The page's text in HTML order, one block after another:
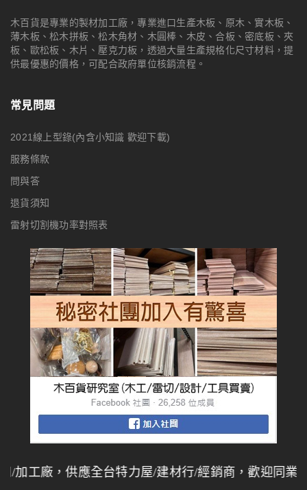
木百貨是專業的製材加工廠，專業進口生產木板、原木、實木板、
薄木板、松木拼板、松木角材、木圓棒、木皮、合板、密底板、夾
板、歐松板、木片、壓克力板，透過大量生產規格化尺寸材料，提
供最優惠的價格，可配合政府單位核銷流程。
常見問題
2021線上型錄(內含小知識 歡迎下載)
服務條款
問與答
退貨須知
雷射切割機功率對照表
供應全台特力屋/建材行/經銷商，歡迎同業批發採購